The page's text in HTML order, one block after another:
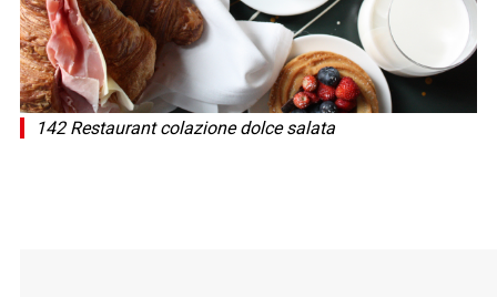
142 Restaurant colazione dolce salata